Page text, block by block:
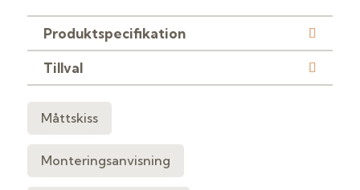
Produktspecifikation
Tillval
Måttskiss
Monteringsanvisning